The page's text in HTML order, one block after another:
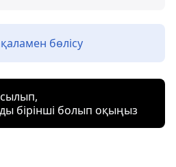
бөлісу
бірінші болып оқыңыз